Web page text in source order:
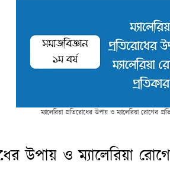
ম্যালেরিয়া প্রতিরোধের উপায় ও ম্যালেরিয়া রোগের
উপায় ও ম্যালেরিয়া